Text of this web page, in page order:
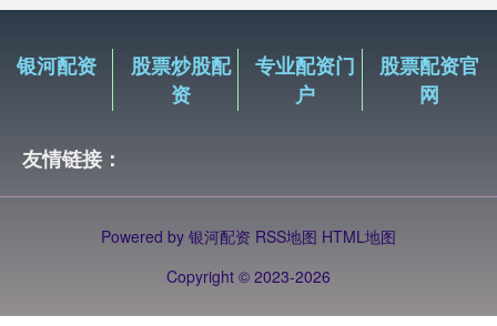
银河配资
股票炒股配
资
专业配资门
户
股票配资官
网
友情链接：
Powered by 银河配资 RSS地图 HTML地图
Copyright © 2023-2026